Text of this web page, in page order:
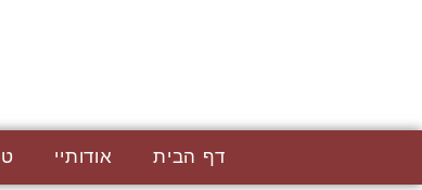
דף הבית אודותיי